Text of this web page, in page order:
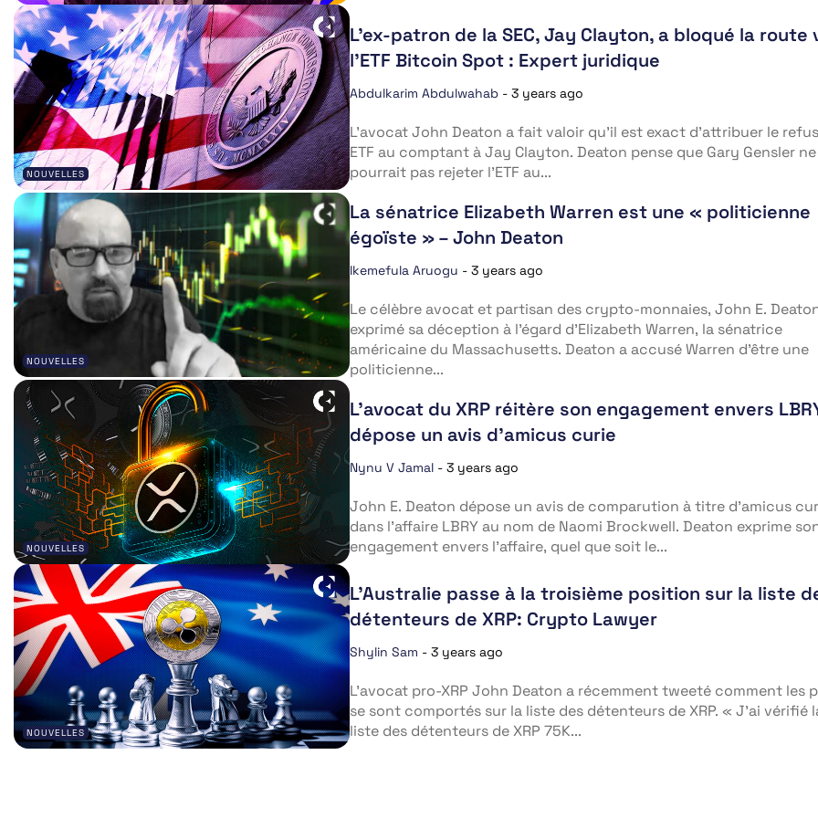
NOUVELLES
L’ex-patron de la SEC, Jay Clayton, a bloqué la route
l’ETF Bitcoin Spot : Expert juridique
Abdulkarim Abdulwahab - 3 years ago
L’avocat John Deaton a fait valoir qu’il est exact d’attribuer le
ETF au comptant à Jay Clayton. Deaton pense que Gary Gensler ne
pourrait pas rejeter l’ETF au...
NOUVELLES
La sénatrice Elizabeth Warren est une « politicienne
égoïste » – John Deaton
Ikemefula Aruogu - 3 years ago
Le célèbre avocat et partisan des crypto-monnaies, John E.
exprimé sa déception à l’égard d’Elizabeth Warren, la sénatrice
américaine du Massachusetts. Deaton a accusé Warren d’être une
politicienne...
NOUVELLES
L’avocat du XRP réitère son engagement envers
dépose un avis d’amicus curie
Nynu V Jamal - 3 years ago
John E. Deaton dépose un avis de comparution à titre d’amicus
dans l’affaire LBRY au nom de Naomi Brockwell. Deaton exprime
engagement envers l’affaire, quel que soit le...
NOUVELLES
L’Australie passe à la troisième position sur la liste
détenteurs de XRP: Crypto Lawyer
Shylin Sam - 3 years ago
L’avocat pro-XRP John Deaton a récemment tweeté comment les
se sont comportés sur la liste des détenteurs de XRP. « J’ai vérifié
liste des détenteurs de XRP 75K...